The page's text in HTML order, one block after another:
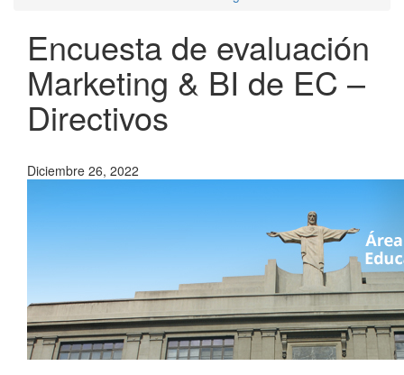
Encuesta de evaluación
Marketing & BI de EC –
Directivos
Diciembre 26, 2022